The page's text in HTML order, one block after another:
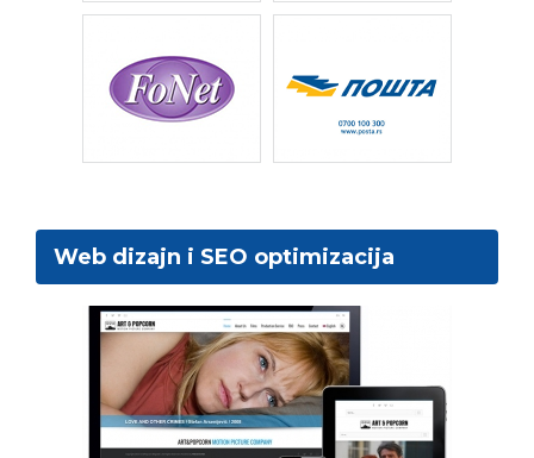
Web dizajn i SEO optimizacija